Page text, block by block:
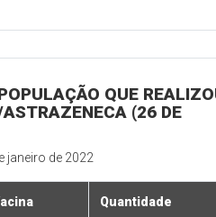
QUE
(26 DE
janeiro de 2022
Quantidade